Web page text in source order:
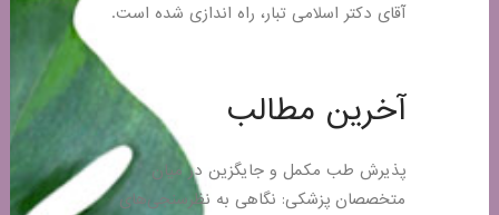
آقای دکتر اسلامی تبار، راه اندازی شده است.
آخرین مطالب
پذیرش طب مکمل و جایگزین در میان
متخصصان پزشکی: نگاهی به نظرسنجی‌های